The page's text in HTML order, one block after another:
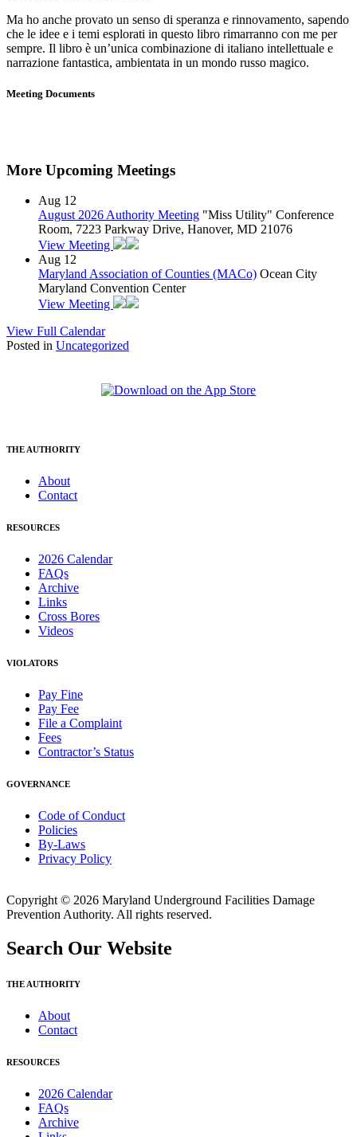
Ma ho anche provato un senso di speranza e rinnovamento, sapendo
che le idee e i temi esplorati in questo libro rimarranno con me per
sempre. Il libro è un’unica combinazione di italiano intellettuale e
narrazione fantastica, ambientata in un mondo russo magico.
Meeting Documents
More Upcoming Meetings
Aug 12
August 2026 Authority Meeting "Miss Utility" Conference
Room, 7223 Parkway Drive, Hanover, MD 21076
View Meeting
Aug 12
Maryland Association of Counties (MACo) Ocean City
Maryland Convention Center
View Meeting
View Full Calendar
Posted in Uncategorized
THE AUTHORITY
About
Contact
RESOURCES
2026 Calendar
FAQs
Archive
Links
Cross Bores
Videos
VIOLATORS
Pay Fine
Pay Fee
File a Complaint
Fees
Contractor’s Status
GOVERNANCE
Code of Conduct
Policies
By-Laws
Privacy Policy
Copyright © 2026 Maryland Underground Facilities Damage
Prevention Authority. All rights reserved.
Search Our Website
THE AUTHORITY
About
Contact
RESOURCES
2026 Calendar
FAQs
Archive